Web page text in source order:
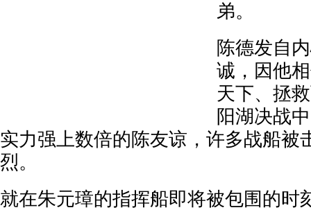
弟。
陈德发自
诚，因他
天下、拯
阳湖决战
实力强上数倍的陈友谅，许多战船被
烈。
就在朱元璋的指挥船即将被包围的时